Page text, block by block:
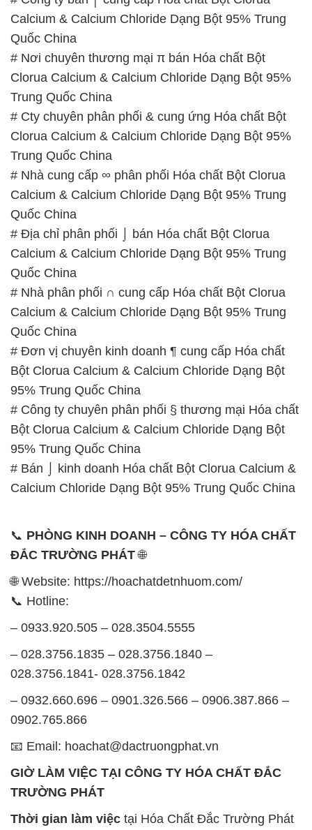
Calcium & Calcium Chloride Dạng Bột 95% Trung
Quốc China
# Nơi chuyên thương mại π bán Hóa chất Bột
Clorua Calcium & Calcium Chloride Dạng Bột 95%
Trung Quốc China
# Cty chuyên phân phối & cung ứng Hóa chất Bột
Clorua Calcium & Calcium Chloride Dạng Bột 95%
Trung Quốc China
# Nhà cung cấp ∞ phân phối Hóa chất Bột Clorua
Calcium & Calcium Chloride Dạng Bột 95% Trung
Quốc China
# Địa chỉ phân phối ⌡ bán Hóa chất Bột Clorua
Calcium & Calcium Chloride Dạng Bột 95% Trung
Quốc China
# Nhà phân phối ∩ cung cấp Hóa chất Bột Clorua
Calcium & Calcium Chloride Dạng Bột 95% Trung
Quốc China
# Đơn vị chuyên kinh doanh ¶ cung cấp Hóa chất
Bột Clorua Calcium & Calcium Chloride Dạng Bột
95% Trung Quốc China
# Công ty chuyên phân phối § thương mại Hóa chất
Bột Clorua Calcium & Calcium Chloride Dạng Bột
95% Trung Quốc China
# Bán ⌡ kinh doanh Hóa chất Bột Clorua Calcium &
Calcium Chloride Dạng Bột 95% Trung Quốc China
📞 PHÒNG KINH DOANH – CÔNG TY HÓA CHẤT
ĐẮC TRƯỜNG PHÁT🌐
🌐 Website: https://hoachatdetnhuom.com/
📞 Hotline:
– 0933.920.505 – 028.3504.5555
– 028.3756.1835 – 028.3756.1840 –
028.3756.1841- 028.3756.1842
– 0932.660.696 – 0901.326.566 – 0906.387.866 –
0902.765.866
📧 Email: hoachat@dactruongphat.vn
GIỜ LÀM VIỆC TẠI CÔNG TY HÓA CHẤT ĐẮC
TRƯỜNG PHÁT
Thời gian làm việc tại Hóa Chất Đắc Trường Phát